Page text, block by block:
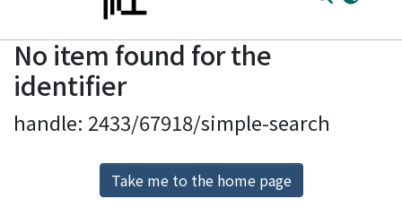
Home
Communities
Browse
Download Ranking
No item found for the
identifier
handle: 2433/67918/simple-search
Take me to the home page